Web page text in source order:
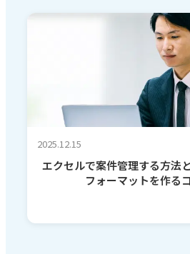
2025.12.15
エクセルで案件管理する方法
フォーマットを作る